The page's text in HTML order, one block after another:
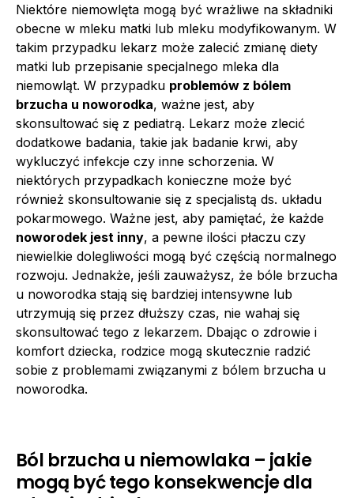
Niektóre niemowlęta mogą być wrażliwe na składniki
obecne w mleku matki lub mleku modyfikowanym. W
takim przypadku lekarz może zalecić zmianę diety
matki lub przepisanie specjalnego mleka dla
niemowląt. W przypadku problemów z bólem
brzucha u noworodka, ważne jest, aby
skonsultować się z pediatrą. Lekarz może zlecić
dodatkowe badania, takie jak badanie krwi, aby
wykluczyć infekcje czy inne schorzenia. W
niektórych przypadkach konieczne może być
również skonsultowanie się z specjalistą ds. układu
pokarmowego. Ważne jest, aby pamiętać, że każde
noworodek jest inny, a pewne ilości płaczu czy
niewielkie dolegliwości mogą być częścią normalnego
rozwoju. Jednakże, jeśli zauważysz, że bóle brzucha
u noworodka stają się bardziej intensywne lub
utrzymują się przez dłuższy czas, nie wahaj się
skonsultować tego z lekarzem. Dbając o zdrowie i
komfort dziecka, rodzice mogą skutecznie radzić
sobie z problemami związanymi z bólem brzucha u
noworodka.
Ból brzucha u niemowlaka – jakie
mogą być tego konsekwencje dla